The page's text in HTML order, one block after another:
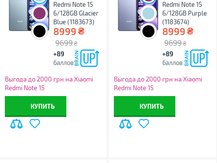
Redmi Note 15
6/128GB Glacier
Blue (1183673)
8999₴
9699 ₴
+89
баллов
Выгода до 2000 грн на Xiaomi
Redmi Note 15
КУПИТЬ
Redmi Note 15
6/128GB Purple
(1183674)
8999₴
9699 ₴
+89
баллов
Выгода до 2000 грн на Xiaomi
Redmi Note 15
КУПИТЬ